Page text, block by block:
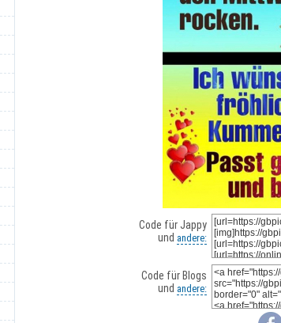
Code für Jappy
und andere:
Code für Blogs
und andere: